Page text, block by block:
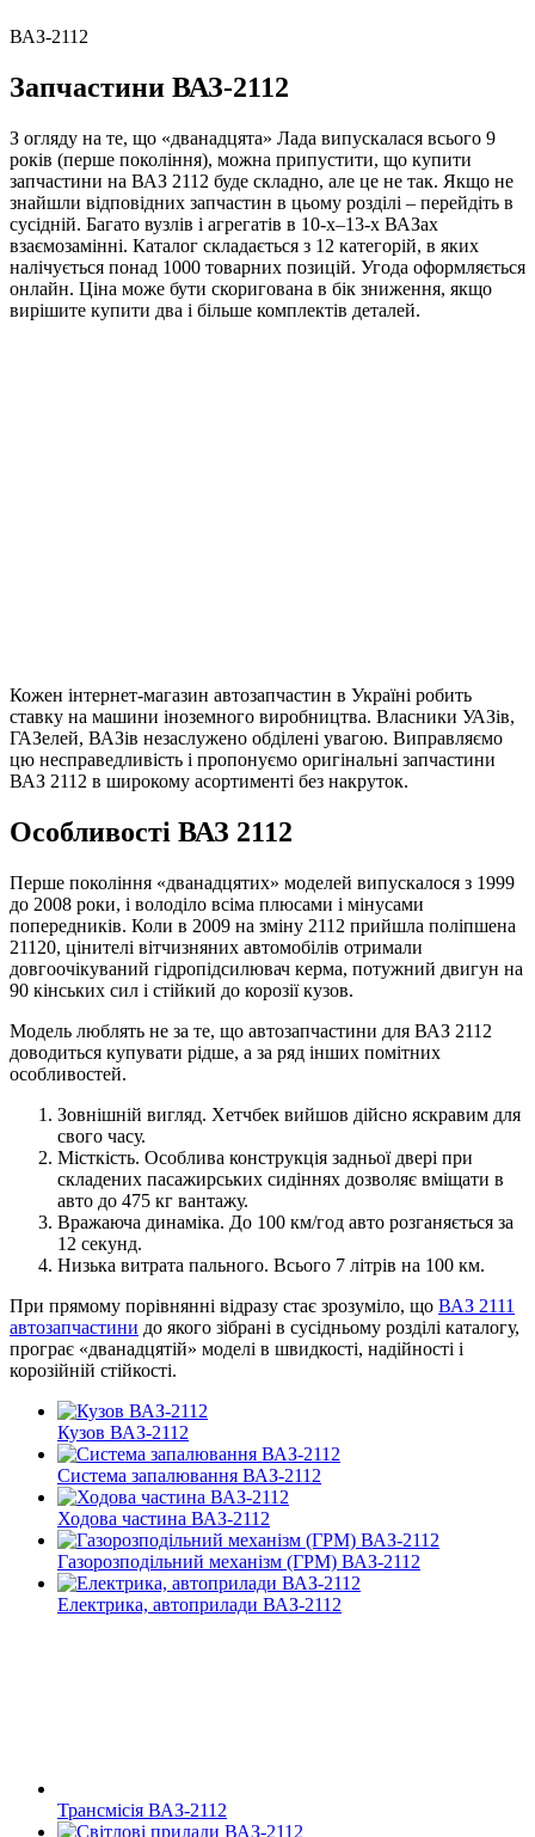
ВАЗ-2112
Запчастини ВАЗ-2112
З огляду на те, що «дванадцята» Лада випускалася всього 9
років (перше покоління), можна припустити, що купити
запчастини на ВАЗ 2112 буде складно, але це не так. Якщо не
знайшли відповідних запчастин в цьому розділі – перейдіть в
сусідній. Багато вузлів і агрегатів в 10-х–13-х ВАЗах
взаємозамінні. Каталог складається з 12 категорій, в яких
налічується понад 1000 товарних позицій. Угода оформляється
онлайн. Ціна може бути скоригована в бік зниження, якщо
вирішите купити два і більше комплектів деталей.
Кожен інтернет-магазин автозапчастин в Україні робить
ставку на машини іноземного виробництва. Власники УАЗів,
ГАЗелей, ВАЗів незаслужено обділені увагою. Виправляємо
цю несправедливість і пропонуємо оригінальні запчастини
ВАЗ 2112 в широкому асортименті без накруток.
Особливості ВАЗ 2112
Перше покоління «дванадцятих» моделей випускалося з 1999
до 2008 роки, і володіло всіма плюсами і мінусами
попередників. Коли в 2009 на зміну 2112 прийшла поліпшена
21120, цінителі вітчизняних автомобілів отримали
довгоочікуваний гідропідсилювач керма, потужний двигун на
90 кінських сил і стійкий до корозії кузов.
Модель люблять не за те, що автозапчастини для ВАЗ 2112
доводиться купувати рідше, а за ряд інших помітних
особливостей.
Зовнішній вигляд. Хетчбек вийшов дійсно яскравим для
свого часу.
Місткість. Особлива конструкція задньої двері при
складених пасажирських сидіннях дозволяє вміщати в
авто до 475 кг вантажу.
Вражаюча динаміка. До 100 км/год авто розганяється за
12 секунд.
Низька витрата пального. Всього 7 літрів на 100 км.
При прямому порівнянні відразу стає зрозуміло, що ВАЗ 2111
автозапчастини до якого зібрані в сусідньому розділі каталогу,
програє «дванадцятій» моделі в швидкості, надійності і
корозійній стійкості.
Кузов ВАЗ-2112
Система запалювання ВАЗ-2112
Ходова частина ВАЗ-2112
Газорозподільний механізм (ГРМ) ВАЗ-2112
Електрика, автоприлади ВАЗ-2112
Трансмісія ВАЗ-2112